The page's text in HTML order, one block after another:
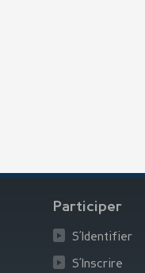
Participer
S’Identifier
S’Inscrire